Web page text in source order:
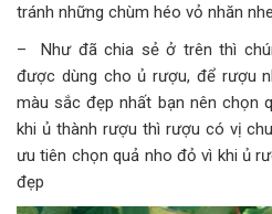
tránh những chùm héo vỏ nhăn
– Như đã chia sẻ ở trên thì
được dùng cho ủ rượu, để rượu
màu sắc đẹp nhất bạn nên chọn
khi ủ thành rượu thì rượu có vị
ưu tiên chọn quả nho đỏ vì khi ủ
đẹp